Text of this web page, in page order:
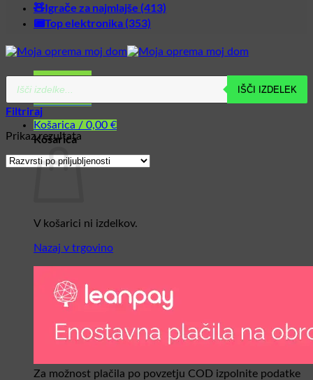
🧸Igrače za najmlajše (413)
📟Top elektronika (353)
Glavni meni
Glavni meni
Košarica / 0,00 €
Košarica
V košarici ni izdelkov.
Nazaj v trgovino
Za možnost plačila po povzetju COD izpolnite podatke
Products
search
IŠČI IZDELEK
Filtriraj
Prikaz rezultata